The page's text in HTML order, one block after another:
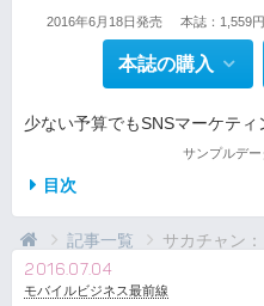
2016年6月18日発売 本誌：1,559
本誌の購入
少ない予算でもSNSマーケテ
サンプルデー
目次
記事一覧 サカチャン：「
2016.07.04
モバイルビジネス最前線